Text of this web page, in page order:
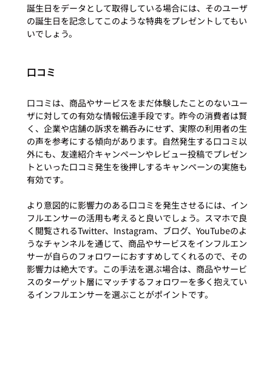
誕生日をデータとして取得している場合には、そのユーザ
の誕生日を記念してこのような特典をプレゼントしてもい
口コミ
口コミは、商品やサービスをまだ体験したことのないユー
ザに対しての有効な情報伝達手段です。昨今の消費者は賢
く、企業や店舗の訴求を鵜呑みにせず、実際の利用者の生
の声を参考にする傾向があります。自然発生する口コミ以
外にも、友達紹介キャンペーンやレビュー投稿でプレゼン
トといった口コミ発生を後押しするキャンペーンの実施も
有効です。
より意図的に影響力のある口コミを発生させるには、イン
フルエンサーの活用も考えると良いでしょう。スマホで良
く閲覧されるTwitter、Instagram、ブログ、YouTubeのよ
うなチャンネルを通じて、商品やサービスをインフルエン
サーが自らのフォロワーにおすすめしてくれるので、その
影響力は絶大です。この手法を選ぶ場合は、商品やサービ
スのターゲット層にマッチするフォロワーを多く抱えてい
るインフルエンサーを選ぶことがポイントです。